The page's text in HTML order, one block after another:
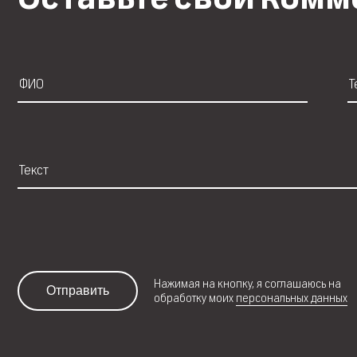
Отправить
Нажимая на кнопку, я соглашаюсь на
обработку моих персональных данных